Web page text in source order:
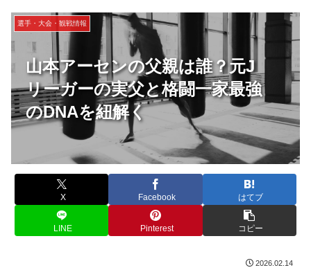
山本アーセンの父親は誰？元J
リーガーの実父と格闘一家最強
のDNAを紐解く
選手・大会・観戦情報
X Facebook はてブ
LINE Pinterest コピー
2026.02.14